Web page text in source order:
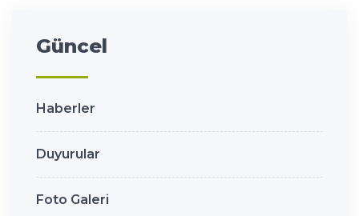
Güncel
Haberler
Duyurular
Foto Galeri